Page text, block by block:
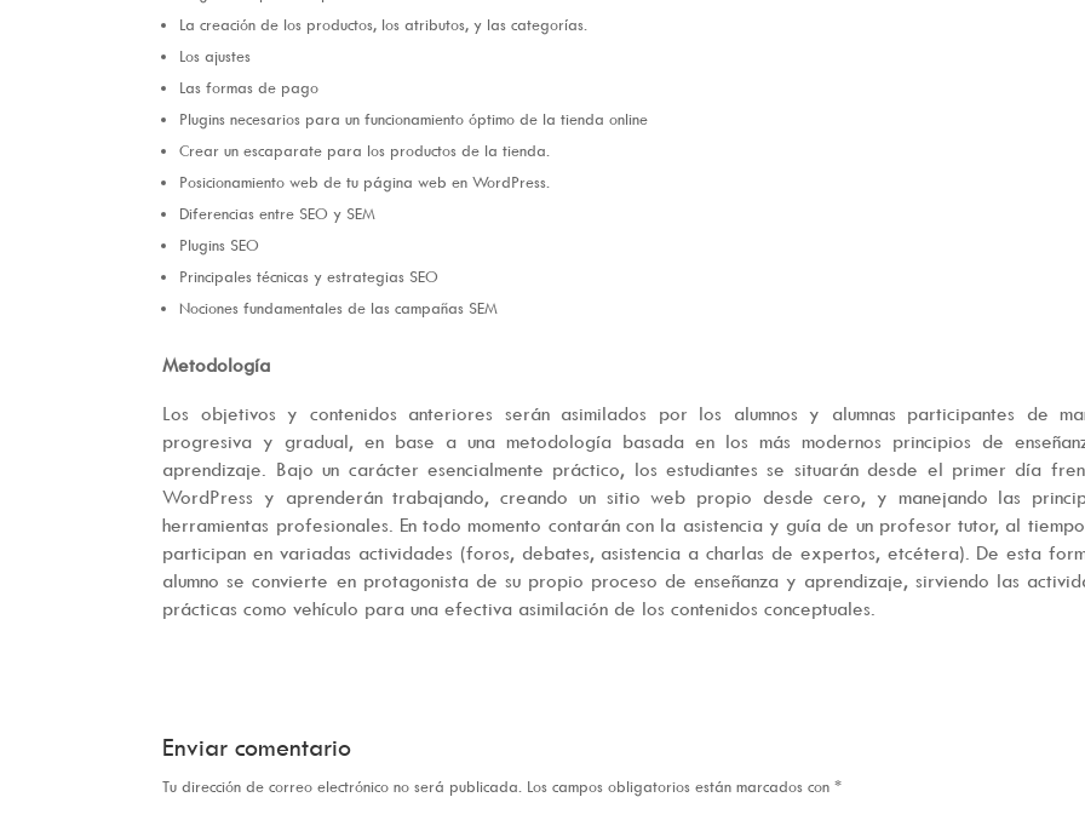
La creación de los productos, los atributos, y las categorías.
Los ajustes
Las formas de pago
Plugins necesarios para un funcionamiento óptimo de la tienda online
Crear un escaparate para los productos de la tienda.
Posicionamiento web de tu página web en WordPress.
Diferencias entre SEO y SEM
Plugins SEO
Principales técnicas y estrategias SEO
Nociones fundamentales de las campañas SEM
Metodología
Los objetivos y contenidos anteriores serán asimilados por los alumnos y alumnas participantes de
progresiva y gradual, en base a una metodología basada en los más modernos principios de
aprendizaje. Bajo un carácter esencialmente práctico, los estudiantes se situarán desde el primer día
WordPress y aprenderán trabajando, creando un sitio web propio desde cero, y manejando las
herramientas profesionales. En todo momento contarán con la asistencia y guía de un profesor tutor, al
participan en variadas actividades (foros, debates, asistencia a charlas de expertos, etcétera). De esta
alumno se convierte en protagonista de su propio proceso de enseñanza y aprendizaje, sirviendo las
prácticas como vehículo para una efectiva asimilación de los contenidos conceptuales.
Enviar comentario
Tu dirección de correo electrónico no será publicada. Los campos obligatorios están marcados con*